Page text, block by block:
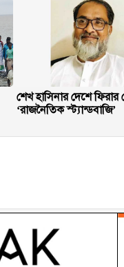
শেখ হাসিনার দেশে ফিরার
‘রাজনৈতিক স্ট্যান্ডবাজি’